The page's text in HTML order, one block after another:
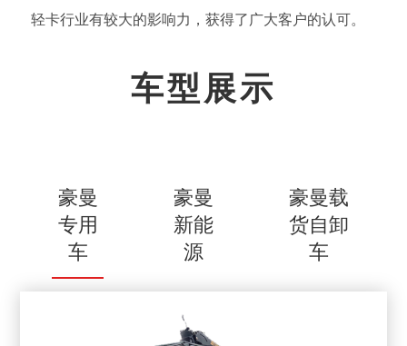
轻卡行业有较大的影响力，获得了广大客户的认可。
车型展示
豪曼
专用
车
豪曼
新能
源
豪曼载
货自卸
车